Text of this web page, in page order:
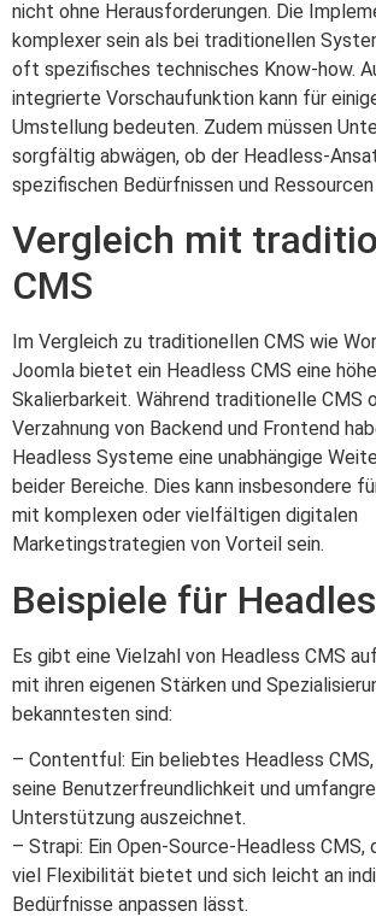
nicht ohne Herausforderungen. Die
komplexer sein als bei traditionellen
oft spezifisches technisches Know-how.
integrierte Vorschaufunktion kann für
Umstellung bedeuten. Zudem müssen
sorgfältig abwägen, ob der Headless-
spezifischen Bedürfnissen und
Vergleich mit
CMS
Im Vergleich zu traditionellen CMS wie
Joomla bietet ein Headless CMS eine
Skalierbarkeit. Während traditionelle CMS
Verzahnung von Backend und Frontend
Headless Systeme eine unabhängige
beider Bereiche. Dies kann insbesondere
mit komplexen oder vielfältigen digitalen
Marketingstrategien von Vorteil sein.
Beispiele für
Es gibt eine Vielzahl von Headless CMS
mit ihren eigenen Stärken und
bekanntesten sind:
– Contentful: Ein beliebtes Headless
seine Benutzerfreundlichkeit und
Unterstützung auszeichnet.
– Strapi: Ein Open-Source-Headless CMS,
viel Flexibilität bietet und sich leicht an
Bedürfnisse anpassen lässt.